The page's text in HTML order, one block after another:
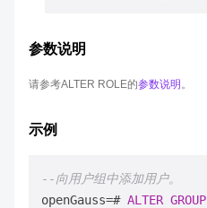
参数说明
请参考ALTER ROLE的参数说明 。
示例
--向用户组中添加用户。
openGauss=# ALTER GROUP